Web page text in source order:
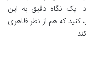
یک نگاه دقیق به این
که هم از نظر ظاهری